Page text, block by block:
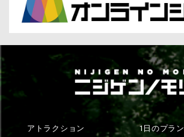
アトラクション 1日のプラン